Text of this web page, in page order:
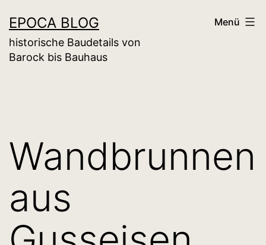
Inhalt
springen
EPOCA BLOG
historische Baudetails von
Barock bis Bauhaus
Menü
Wandbrunnen
aus